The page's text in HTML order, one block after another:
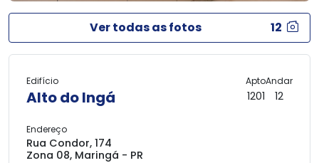
Ver todas as fotos 12
Edifício
Alto do Ingá
Apto
1201
Andar
12
Endereço
Rua Condor, 174
Zona 08, Maringá - PR